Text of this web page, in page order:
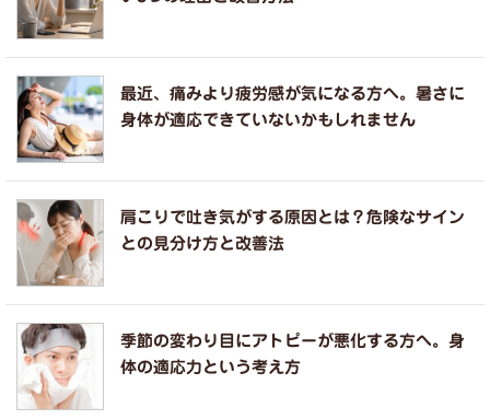
最近、痛みより疲労感が気になる方へ。暑さに
身体が適応できていないかもしれません
肩こりで吐き気がする原因とは？危険なサイン
との見分け方と改善法
季節の変わり目にアトピーが悪化する方へ。身
体の適応力という考え方